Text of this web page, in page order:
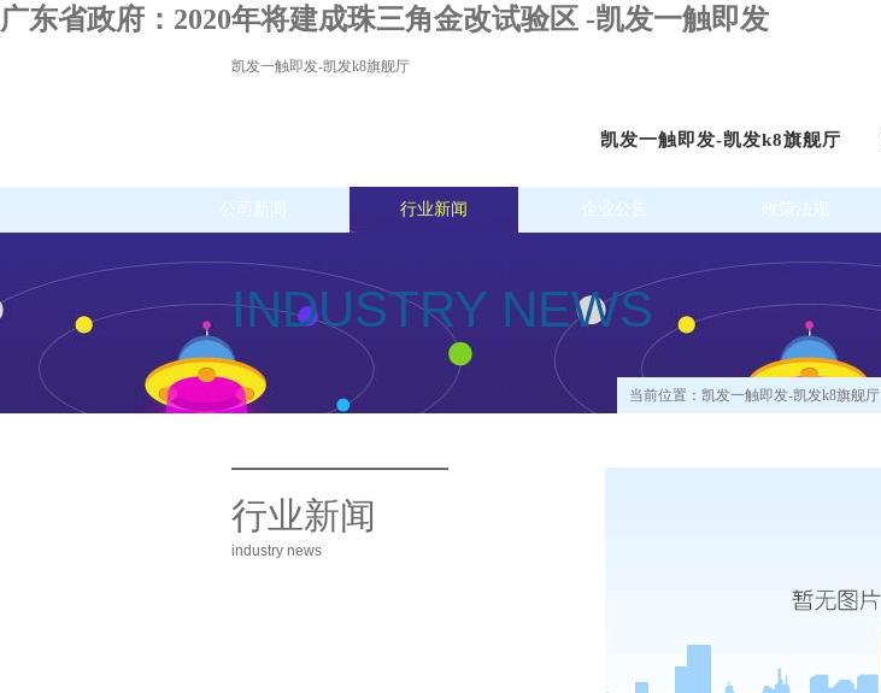
广东省政府：2020年将建成珠三角金改试验区 -凯发一触即发
凯发一触即发-凯发k8旗舰厅
凯发一触即发-凯发k8旗舰厅
公司新闻 行业新闻 企业公告 政策法规
INDUSTRY NEWS
当前位置： 凯发一触即发-凯发k8旗舰厅
行业新闻
industry news